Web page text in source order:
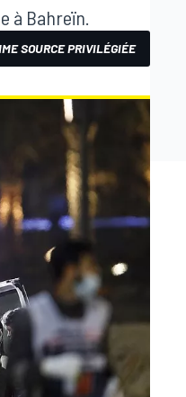
à Bahreïn.
SOURCE PRIVILÉGIÉE